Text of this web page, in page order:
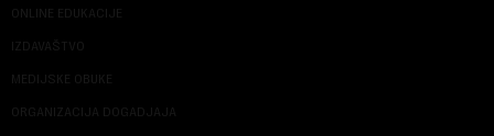
ONLINE EDUKACIJE
IZDAVAŠTVO
MEDIJSKE OBUKE
ORGANIZACIJA DOGADJAJA